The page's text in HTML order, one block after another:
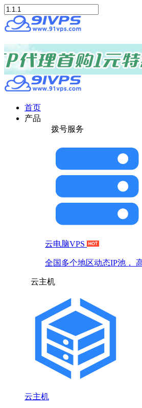
首页
产品
拨号服务
云电脑VPS
全国多个地区动态IP池，
云主机
云主机